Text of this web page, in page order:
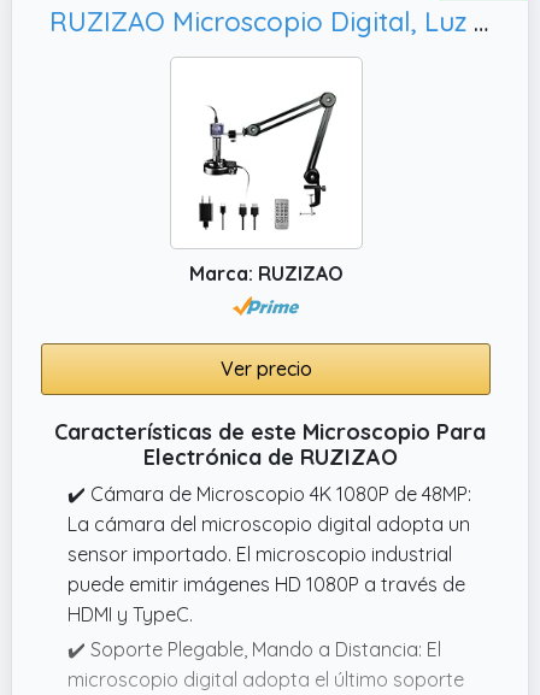
enfoque y el brillo.
RUZIZAO Microscopio Digital, Luz LED
Marca: RUZIZAO
Ver precio
Características de este Microscopio Para
Electrónica de RUZIZAO
✔️ Cámara de Microscopio 4K 1080P de 48MP:
La cámara del microscopio digital adopta un
sensor importado. El microscopio industrial
puede emitir imágenes HD 1080P a través de
HDMI y TypeC.
✔️ Soporte Plegable, Mando a Distancia: El
microscopio digital adopta el último soporte